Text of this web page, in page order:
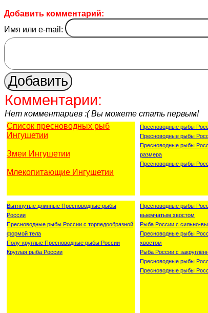
Добавить комментарий:
Имя или e-mail:
Комментарии:
Нет комментариев :( Вы можете стать первым!
Список пресноводных рыб
Ингушетии
Змеи Ингушетии
Млекопитающие Ингушетии
Пресноводные рыбы
Пресноводные рыбы
Пресноводные рыбы
размера
Пресноводные рыбы
Вытянутые длинные Пресноводные рыбы
России
Пресноводные рыбы России с торпедообразной
формой тела
Полу-круглые Пресноводные рыбы России
Круглая рыба России
Пресноводные рыбы
выемчатым хвостом
Рыба России с сильно-
Пресноводные рыбы
хвостом
Рыба России с
Пресноводные рыбы
Пресноводные рыбы